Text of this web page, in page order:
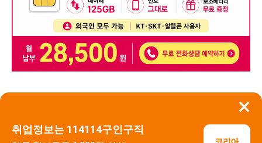
×
취업정보는 114114구인구직